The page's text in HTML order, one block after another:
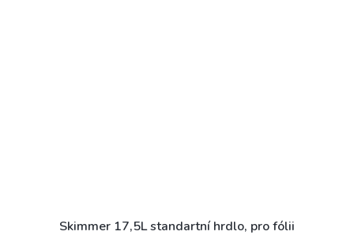
Skimmer 17,5L standartní hrdlo, pro fólii